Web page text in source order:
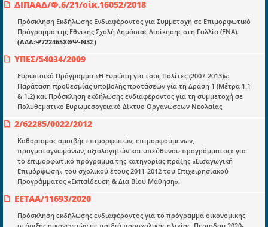
ΔΙΠΑΑΔ/Φ.6/21/οίκ.16052/2018
Πρόσκληση Εκδήλωσης Ενδιαφέροντος για Συμμετοχή σε Επιμορφωτικό
Πρόγραμμα της Εθνικής Σχολή Δημόσιας Διοίκησης στη Γαλλία (ΕΝΑ).
(ΑΔΑ:Ψ722465ΧΘΨ-Ν3Σ)
ΥΠΕΣ/54034/2009
Ευρωπαϊκό Πρόγραμμα «Η Ευρώπη για τους Πολίτες (2007-2013)»:
Παράταση προθεσμίας υποβολής προτάσεων για τη Δράση 1 (Μέτρα 1.1
& 1.2) και Πρόσκληση εκδήλωσης ενδιαφέροντος για τη συμμετοχή σε
Πολυθεματικό Ευρωμεσογειακό Δίκτυο Οργανώσεων Νεολαίας
2/62285/0022/2012
Καθορισμός αμοιβής επιμορφωτών, επιμορφούμενων,
πραγματογνωμόνων, αξιολογητών και υπεύθυνου προγράμματος» για
το επιμορφωτικό πρόγραμμα της κατηγορίας πράξης «Εισαγωγική
Επιμόρφωση» του σχολικού έτους 2011-2012 του Επιχειρησιακού
Προγράμματος «Εκπαίδευση & Δια Βίου Μάθηση».
ΕΕΤΑΑ/11693/2020
Πρόσκληση εκδήλωσης ενδιαφέροντος για το πρόγραμμα οικονομικής
mydocmangr@gmail.com
Docman.gr
Ποιοί είμαστε;
Μια πολυετής εθελοντική προσπάθεια που
μετατράπηκε σε επιχειρηματική οντότητα και φιλοδοξεί να συμβάλλει
στην διάδοση της γνώσης.
Ενότητες
Επικαιρότητα
E-book
Οδηγοί εκκαθάρισης